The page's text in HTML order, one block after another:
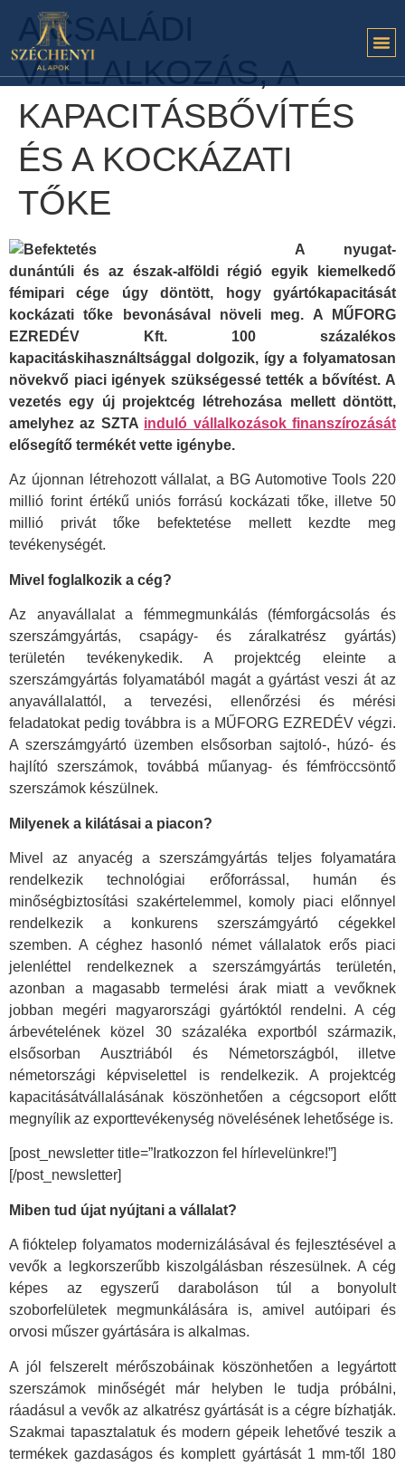
A CSALÁDI
VÁLLALKOZÁS, A
KAPACITÁSBŐVÍTÉS
ÉS A KOCKÁZATI
TŐKE
A nyugat-
dunántúli és az észak-alföldi régió egyik kiemelkedő
fémipari cége úgy döntött, hogy gyártókapacitását
kockázati tőke bevonásával növeli meg. A MŰFORG
EZREDÉV Kft. 100 százalékos
kapacitáskihasználtsággal dolgozik, így a folyamatosan
növekvő piaci igények szükségessé tették a bővítést. A
vezetés egy új projektcég létrehozása mellett döntött,
amelyhez az SZTA induló vállalkozások finanszírozását
elősegítő termékét vette igénybe.
Az újonnan létrehozott vállalat, a BG Automotive Tools 220
millió forint értékű uniós forrású kockázati tőke, illetve 50
millió privát tőke befektetése mellett kezdte meg
tevékenységét.
Mivel foglalkozik a cég?
Az anyavállalat a fémmegmunkálás (fémforgácsolás és
szerszámgyártás, csapágy- és záralkatrész gyártás)
területén tevékenykedik. A projektcég eleinte a
szerszámgyártás folyamatából magát a gyártást veszi át az
anyavállalattól, a tervezési, ellenőrzési és mérési
feladatokat pedig továbbra is a MŰFORG EZREDÉV végzi.
A szerszámgyártó üzemben elsősorban sajtoló-, húzó- és
hajlító szerszámok, továbbá műanyag- és fémfröccsöntő
szerszámok készülnek.
Milyenek a kilátásai a piacon?
Mivel az anyacég a szerszámgyártás teljes folyamatára
rendelkezik technológiai erőforrással, humán és
minőségbiztosítási szakértelemmel, komoly piaci előnnyel
rendelkezik a konkurens szerszámgyártó cégekkel
szemben. A céghez hasonló német vállalatok erős piaci
jelenléttel rendelkeznek a szerszámgyártás területén,
azonban a magasabb termelési árak miatt a vevőknek
jobban megéri magyarországi gyártóktól rendelni. A cég
árbevételének közel 30 százaléka exportból származik,
elsősorban Ausztriából és Németországból, illetve
németországi képviselettel is rendelkezik. A projektcég
kapacitásátvállalásának köszönhetően a cégcsoport előtt
megnyílik az exporttevékenység növelésének lehetősége is.
[post_newsletter title=”Iratkozzon fel hírlevelünkre!”]
[/post_newsletter]
Miben tud újat nyújtani a vállalat?
A fióktelep folyamatos modernizálásával és fejlesztésével a
vevők a legkorszerűbb kiszolgálásban részesülnek. A cég
képes az egyszerű daraboláson túl a bonyolult
szoborfelületek megmunkálására is, amivel autóipari és
orvosi műszer gyártására is alkalmas.
A jól felszerelt mérőszobáinak köszönhetően a legyártott
szerszámok minőségét már helyben le tudja próbálni,
ráadásul a vevők az alkatrész gyártását is a cégre bízhatják.
Szakmai tapasztalatuk és modern gépeik lehetővé teszik a
termékek gazdaságos és komplett gyártását 1 mm-től 180